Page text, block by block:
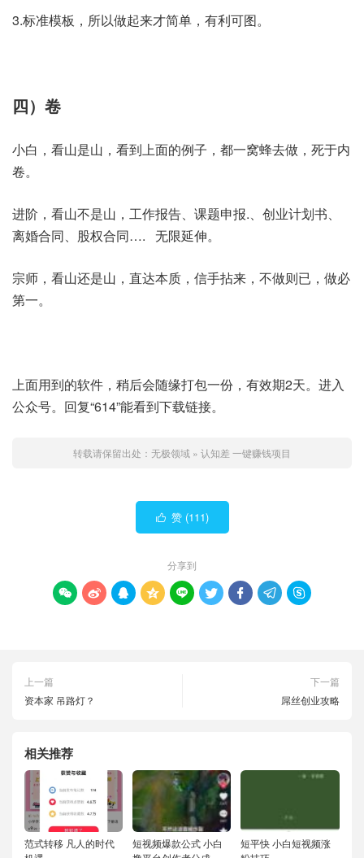
3.标准模板，所以做起来才简单，有利可图。
四）卷
小白，看山是山，看到上面的例子，都一窝蜂去做，死于内
卷。
进阶，看山不是山，工作报告、课题申报.、创业计划书、
离婚合同、股权合同…. 无限延伸。
宗师，看山还是山，直达本质，信手拈来，不做则已，做必
第一。
上面用到的软件，稍后会随缘打包一份，有效期2天。进入
公众号。回复“614”能看到下载链接。
转载请保留出处： 无极领域 » 认知差 一键赚钱项目
 赞 (111)
分享到
        
上一篇
资本家 吊路灯？
下一篇
屌丝创业攻略
相关推荐
范式转移 凡人的时代
短视频爆款公式 小白
短平快 小白短视频涨